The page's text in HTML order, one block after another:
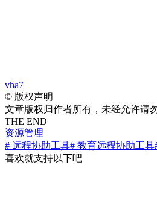
vha7
© 版权声明
文章版权归作者所有，未经允许请
THE END
资源管理
# 远程协助工具# 教育远程协助工具
喜欢就支持以下吧